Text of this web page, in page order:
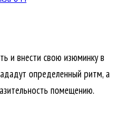
и внести свою изюминку в
определенный ритм, а
помещению.